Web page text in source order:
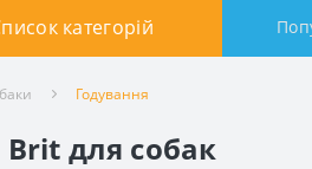
категорій
Годування
для собак